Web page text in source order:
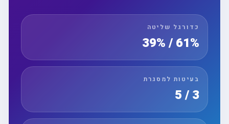
כדורגל שליטה
61% / 39%
בעיטות למסגרת
3 / 5